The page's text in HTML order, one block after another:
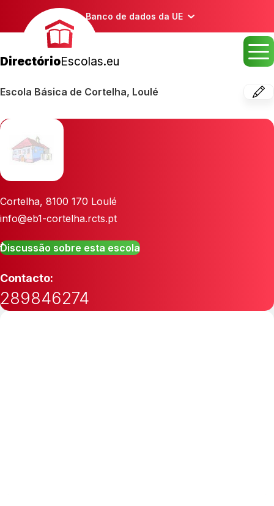
Banco de dados da UE
DirectórioEscolas.eu
Escola Básica de Cortelha, Loulé
Cortelha, 8100 170 Loulé
info@eb1-cortelha.rcts.pt
Discussão sobre esta escola
Contacto:
289846274